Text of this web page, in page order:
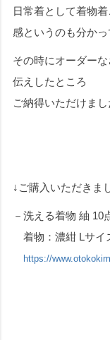
日常着として着物
感というのも分かっ
その時にオーダー
伝えしたところ
ご納得いただけまし
↓ご購入いただきま
－洗える着物 紬 10
着物：濃紺 Lサイ
https://